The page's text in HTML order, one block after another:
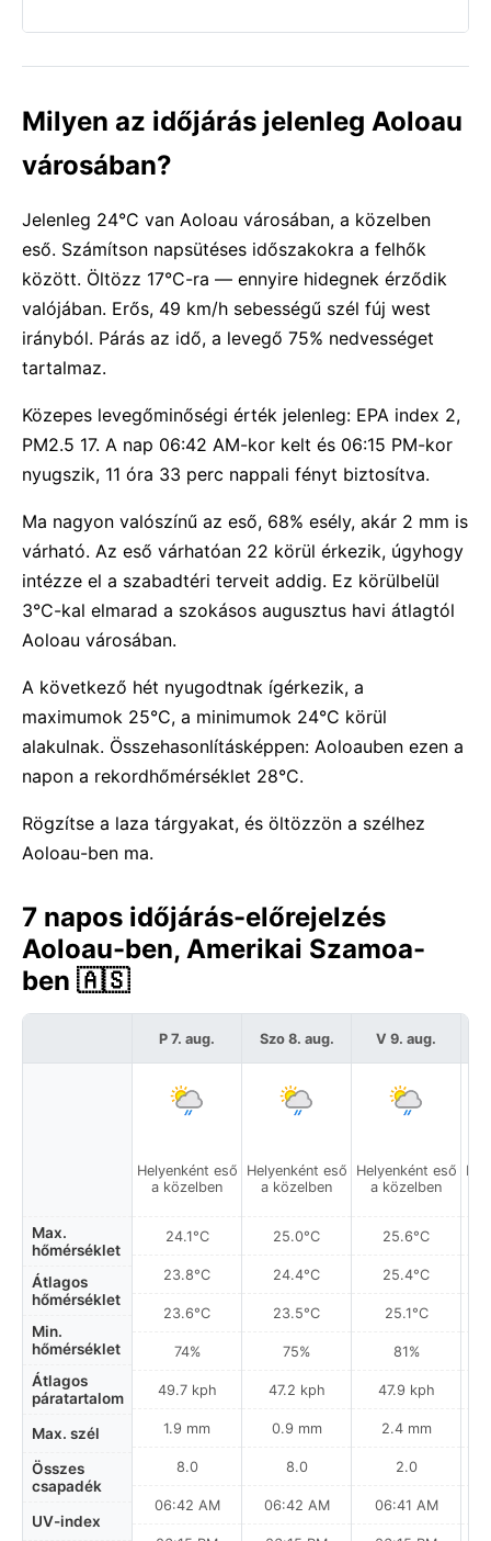
Milyen az időjárás jelenleg Aoloau
városában?
Jelenleg 24°C van Aoloau városában, a közelben
eső. Számítson napsütéses időszakokra a felhők
között. Öltözz 17°C-ra — ennyire hidegnek érződik
valójában. Erős, 49 km/h sebességű szél fúj west
irányból. Párás az idő, a levegő 75% nedvességet
tartalmaz.
Közepes levegőminőségi érték jelenleg: EPA index 2,
PM2.5 17. A nap 06:42 AM-kor kelt és 06:15 PM-kor
nyugszik, 11 óra 33 perc nappali fényt biztosítva.
Ma nagyon valószínű az eső, 68% esély, akár 2 mm is
várható. Az eső várhatóan 22 körül érkezik, úgyhogy
intézze el a szabadtéri terveit addig. Ez körülbelül
3°C-kal elmarad a szokásos augusztus havi átlagtól
Aoloau városában.
A következő hét nyugodtnak ígérkezik, a
maximumok 25°C, a minimumok 24°C körül
alakulnak. Összehasonlításképpen: Aoloauben ezen a
napon a rekordhőmérséklet 28°C.
Rögzítse a laza tárgyakat, és öltözzön a szélhez
Aoloau-ben ma.
7 napos időjárás-előrejelzés
Aoloau-ben, Amerikai Szamoa-
ben 🇦🇸
Max.
hőmérséklet
Átlagos
hőmérséklet
Min.
hőmérséklet
Átlagos
páratartalom
Max. szél
Összes
csapadék
UV-index
P 7. aug.
Helyenként eső
a közelben
24.1°C
23.8°C
23.6°C
74%
49.7 kph
1.9 mm
8.0
06:42 AM
Szo 8. aug.
Helyenként eső
a közelben
25.0°C
24.4°C
23.5°C
75%
47.2 kph
0.9 mm
8.0
06:42 AM
V 9. aug.
Helyenként eső
a közelben
25.6°C
25.4°C
25.1°C
81%
47.9 kph
2.4 mm
2.0
06:41 AM